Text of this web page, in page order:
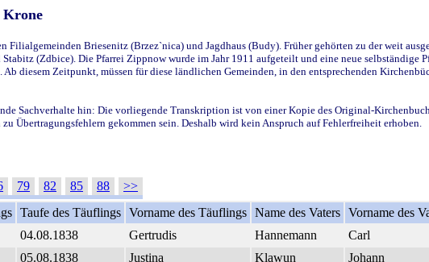
Krone
Briesenitz (Brzez`nica) und Jagdhaus (Budy). Früher gehörten zu der weit
(Zdbice). Die Pfarrei Zippnow wurde im Jahr 1911 aufgeteilt und eine neue selbständige
diesem Zeitpunkt, müssen für diese ländlichen Gemeinden, in den entsprechenden
Sachverhalte hin: Die vorliegende Transkription ist von einer Kopie des Original-
Übertragungsfehlern gekommen sein. Deshalb wird kein Anspruch auf Fehlerfreiheit erhoben.
79 82 85 88
>>
Taufe des Täuflings Vorname des Täuflings Name des Vaters Vorname des
04.08.1838 Gertrudis Hannemann Carl
05.08.1838 Justina Klawun Johann